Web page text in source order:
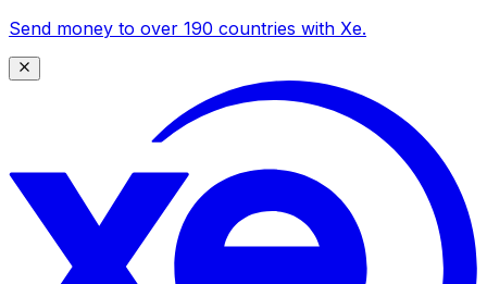
Send money to over 190 countries with Xe.